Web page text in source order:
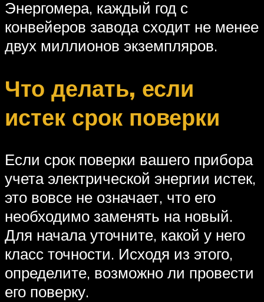
Энергомера, каждый год с
конвейеров завода сходит не менее
двух миллионов экземпляров.
Что делать, если
истек срок поверки
Если срок поверки вашего прибора
учета электрической энергии истек,
это вовсе не означает, что его
необходимо заменять на новый.
Для начала уточните, какой у него
класс точности. Исходя из этого,
определите, возможно ли провести
его поверку.